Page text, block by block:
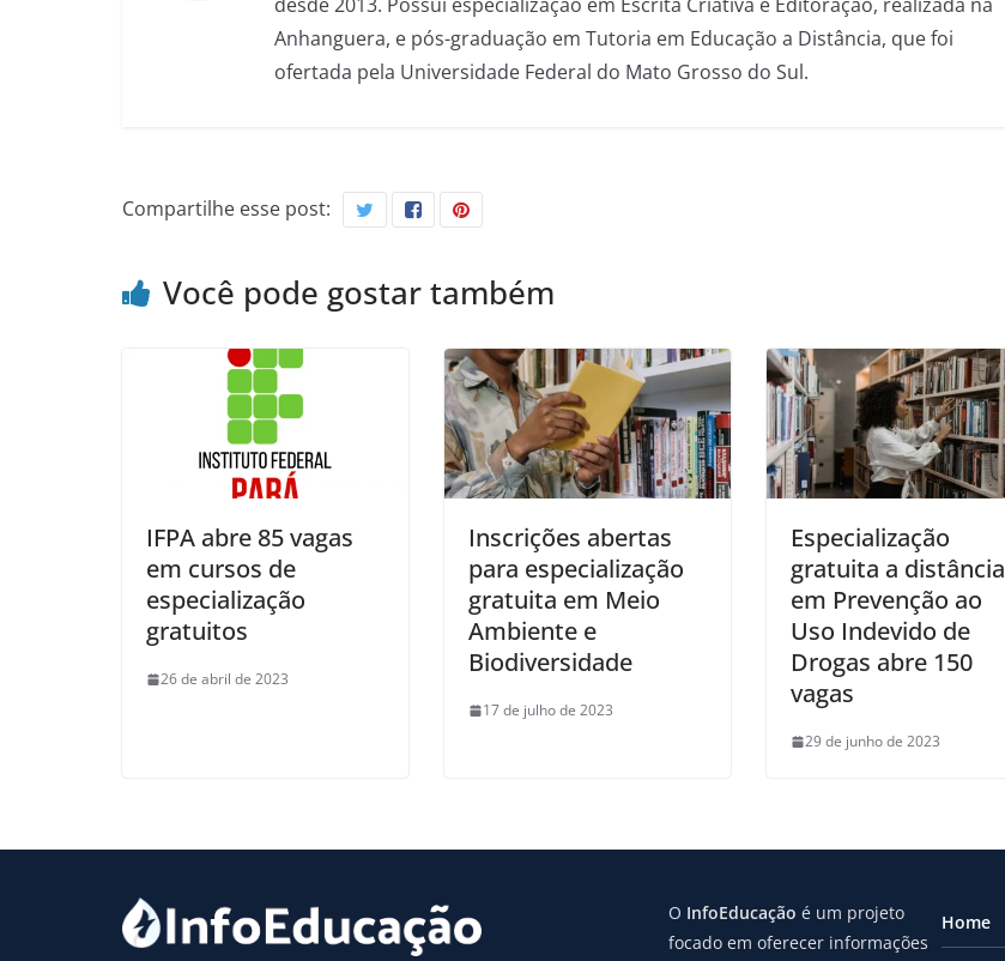
Anhanguera, e pós-graduação em Tutoria em Educação a Distância, que foi
ofertada pela Universidade Federal do Mato Grosso do Sul.
Compartilhe esse post:
Você pode gostar também
IFPA abre 85 vagas
em cursos de
especialização
gratuitos
26 de abril de 2023
Inscrições abertas
para especialização
gratuita em Meio
Ambiente e
Biodiversidade
17 de julho de 2023
Especialização
gratuita a distância
em Prevenção ao
Uso Indevido de
Drogas abre 150
vagas
29 de junho de 2023
O InfoEducação é um projeto
focado em oferecer informações
Home